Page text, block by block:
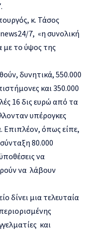
κ. Τάσος
7, «η συνολική
με το ύψος της
δυνητικά, 550.000
και 350.000
16 δις ευρώ από τα
υπέρογκες
Επιπλέον, όπως είπε,
80.000
να
να λάβουν
δίνει μια τελευταία
και